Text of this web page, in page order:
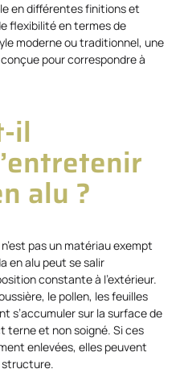
en différentes finitions et
flexibilité en termes de
moderne ou traditionnel, une
pour correspondre à
il
alu ?
pas un matériau exempt
en alu peut se salir
constante à l’extérieur.
le pollen, les feuilles
s’accumuler sur la surface de
terne et non soigné. Si ces
enlevées, elles peuvent
structure.